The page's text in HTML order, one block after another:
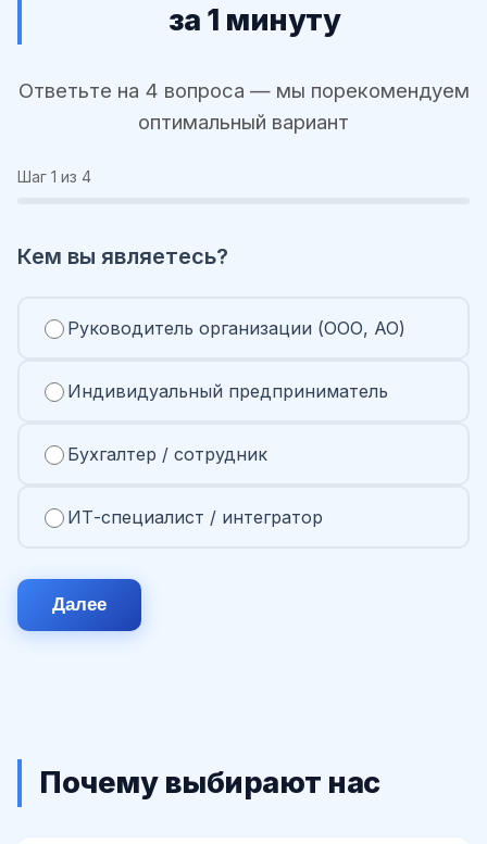
за 1 минуту
Ответьте на 4 вопроса — мы порекомендуем
оптимальный вариант
Шаг 1 из 4
Кем вы являетесь?
Руководитель организации (ООО, АО)
Индивидуальный предприниматель
Бухгалтер / сотрудник
ИТ-специалист / интегратор
Далее
Почему выбирают нас